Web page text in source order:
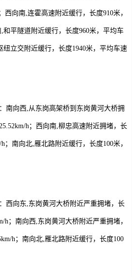
西向南,连霍高速附近缓行，长度910米，
和平隧道附近缓行，长度960米，平均车
纽立交附近缓行，长度1940米，平均车速
南向西,从东岗高架桥到东岗黄河大桥拥
h；西向南,柳忠高速附近拥堵，长
；南向北,雁北路附近缓行，长度100米，
西向东,东岗黄河大桥附近严重拥堵，长
h；南向西,东岗黄河大桥附近严重拥堵，
h；南向北,雁北路附近缓行，长度100